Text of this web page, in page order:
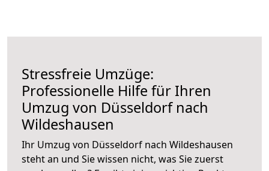
Stressfreie Umzüge:
Professionelle Hilfe für Ihren
Umzug von Düsseldorf nach
Wildeshausen
Ihr Umzug von Düsseldorf nach Wildeshausen
steht an und Sie wissen nicht, was Sie zuerst